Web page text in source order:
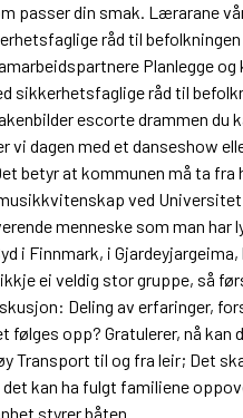
passer din smak. Lærarane
råd til
Planlegge
råd til
escorte drammen
dagen med et danseshow
betyr at kommunen må ta
ved
menneske som man har
Finnmark, i
ei veldig stor gruppe, så
Deling av erfaringer,
opp? Gratulerer, nå
til og fra leir; Det
kan ha fulgt familiene
styrer båten.